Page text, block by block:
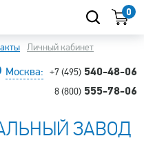
0
Личный кабинет
Москва: +7 (495) 540-48-06
8 (800) 555-78-06
ЗАВОД